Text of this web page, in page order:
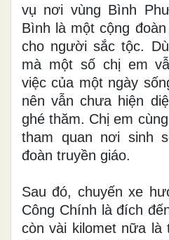
vụ nơi vùng Bình
Bình là một cộng
cho người sắc tộc.
mà một số chị em
việc của một ngày
nên vẫn chưa hiện
ghé thăm. Chị em
tham quan nơi sinh
đoàn truyền giáo.
Sau đó, chuyến xe
Công Chính là đích
còn vài kilomet nữa là